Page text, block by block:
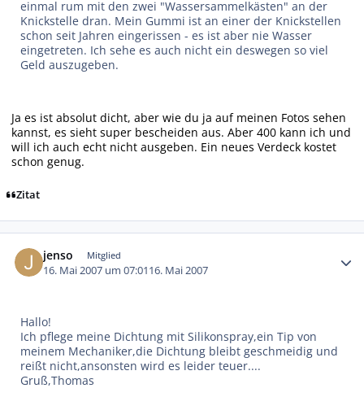
einmal rum mit den zwei "Wassersammelkästen" an der
Knickstelle dran. Mein Gummi ist an einer der Knickstellen
schon seit Jahren eingerissen - es ist aber nie Wasser
eingetreten. Ich sehe es auch nicht ein deswegen so viel
Geld auszugeben.
Ja es ist absolut dicht, aber wie du ja auf meinen Fotos sehen
kannst, es sieht super bescheiden aus. Aber 400 kann ich und
will ich auch echt nicht ausgeben. Ein neues Verdeck kostet
schon genug.
Zitat
jenso Mitglied
16. Mai 2007 um 07:0116. Mai 2007
Hallo!
Ich pflege meine Dichtung mit Silikonspray,ein Tip von
meinem Mechaniker,die Dichtung bleibt geschmeidig und
reißt nicht,ansonsten wird es leider teuer....
Gruß,Thomas